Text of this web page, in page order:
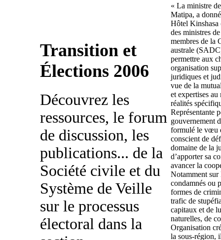
Transition et
Élections 2006
Découvrez les
ressources, le forum
de discussion, les
publications... de la
Société civile et du
Système de Veille
sur le processus
électoral dans la
« La ministre
Matipa, a
Hôtel Kinshasa
des ministres
membres de la
australe
permettre aux
organisation
juridiques et
vue de la
et expertises
réalités
Représentante
gouvernement
formulé le vœu
conscient de
domaine de la
d’apporter sa
avancer la
Notamment sur
condamnés ou
formes de
trafic de
capitaux et de
naturelles, de
Organisation
la sous-région,